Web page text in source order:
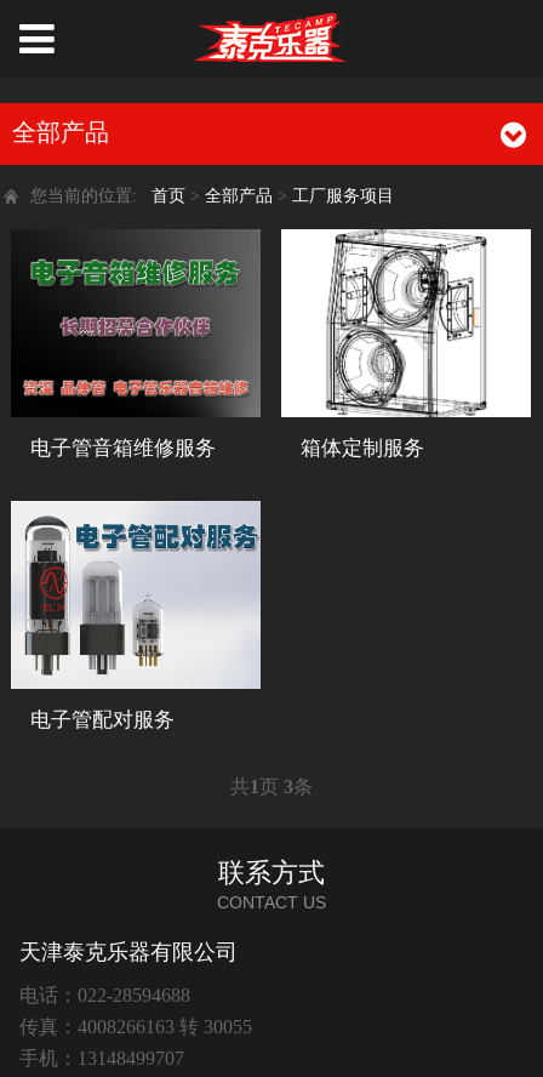
全部产品
您当前的位置:首页 >全部产品 >工厂服务项目
电子管音箱维修服务 箱体定制服务
电子管配对服务
共1页 3条
联系方式
CONTACT US
天津泰克乐器有限公司
电话：022-28594688
传真：4008266163 转 30055
手机：13148499707